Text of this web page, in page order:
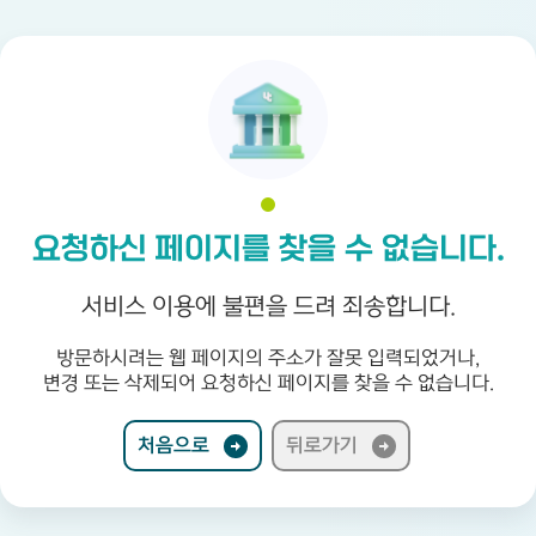
요청하신 페이지를 찾을 수 없습니다.
서비스 이용에 불편을 드려 죄송합니다.
방문하시려는 웹 페이지의 주소가 잘못 입력되었거나,
변경 또는 삭제되어 요청하신 페이지를 찾을 수 없습니다.
처음으로 뒤로가기